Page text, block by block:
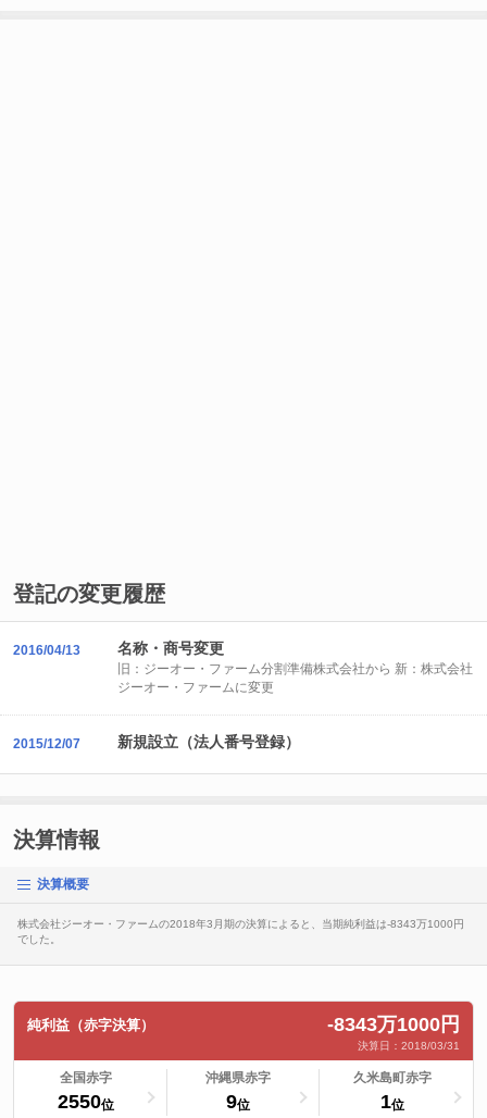
登記の変更履歴
2016/04/13 名称・商号変更
旧：ジーオー・ファーム分割準備株式会社から 新：株式会社
ジーオー・ファームに変更
2015/12/07 新規設立（法人番号登録）
決算情報
決算概要
株式会社ジーオー・ファームの2018年3月期の決算によると、当期純利益は-8343万1000円
でした。
純利益（赤字決算） -8343万1000円
決算日：2018/03/31
全国赤字
2550位
ランキングへ 沖縄県赤字
9位
ランキングへ 久米島町赤字
1位
ランキングへ